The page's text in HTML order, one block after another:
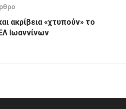
ακρίβεια «χτυπούν» το
Ιωαννίνων